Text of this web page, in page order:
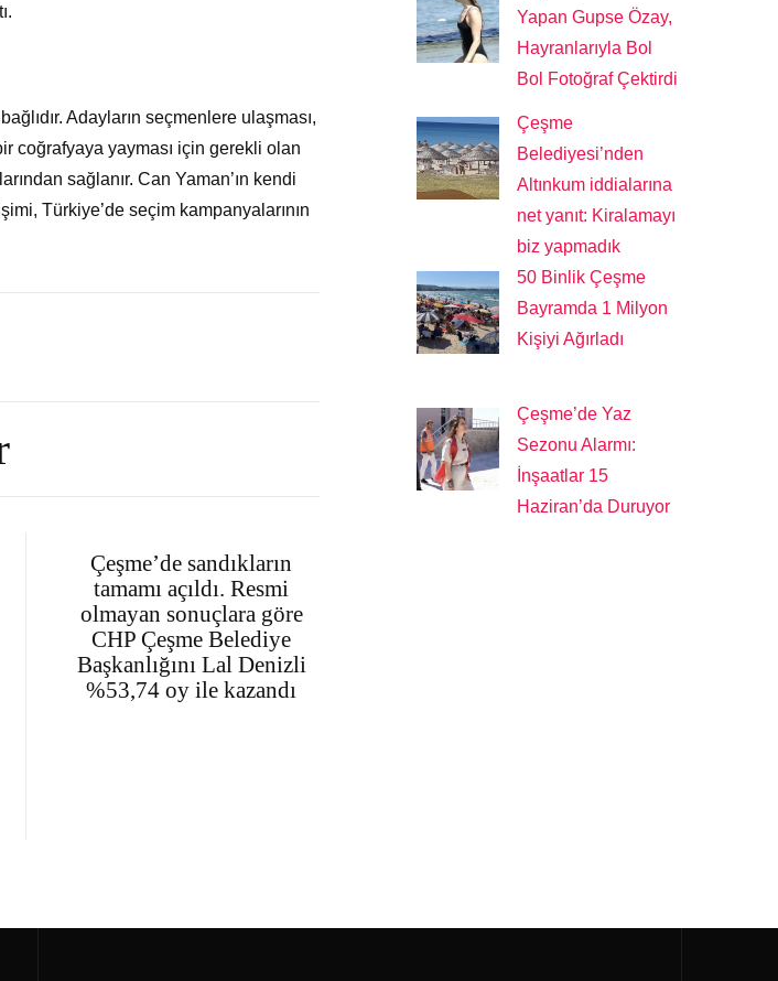
Adayların seçmenlere ulaşması,
coğrafyaya yayması için gerekli olan
sağlanır. Can Yaman’ın kendi
Türkiye’de seçim kampanyalarının
Çeşme’de sandıkların
tamamı açıldı. Resmi
olmayan sonuçlara göre
CHP Çeşme Belediye
Başkanlığını Lal Denizli
%53,74 oy ile kazandı
Yapan Gupse Özay,
Hayranlarıyla Bol
Bol Fotoğraf Çektirdi
Çeşme
Belediyesi’nden
Altınkum iddialarına
net yanıt: Kiralamayı
biz yapmadık
50 Binlik Çeşme
Bayramda 1 Milyon
Kişiyi Ağırladı
Çeşme’de Yaz
Sezonu Alarmı:
İnşaatlar 15
Haziran’da Duruyor